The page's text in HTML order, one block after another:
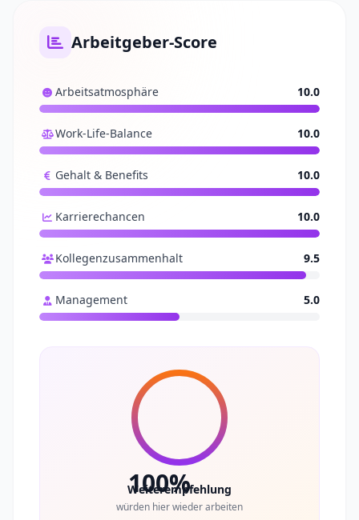
Arbeitgeber-Score
Arbeitsatmosphäre 10.0
Work-Life-Balance 10.0
Gehalt & Benefits 10.0
Karrierechancen 10.0
Kollegenzusammenhalt 9.5
Management 5.0
100%
Weiterempfehlung
würden hier wieder arbeiten